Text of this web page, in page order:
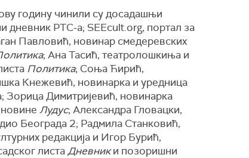
годину чинили су досадашњи
дневник РТС-а; SEEcult.org, портал за
Павловић, новинар смедеревских
; Ана Тасић, театролошкиња и
Политика; Соња Ћирић,
Кнежевић, новинарка и уредница
Зорица Димитријевић, новинарка
Лудус; Александра Гловацки,
Београда 2; Радмила Станковић,
редакција и Игор Бурић,
листаДневники позоришни